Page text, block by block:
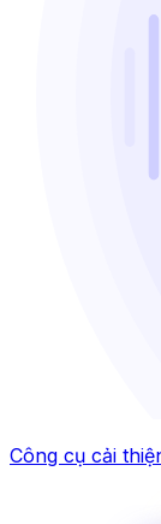
Công cụ cải